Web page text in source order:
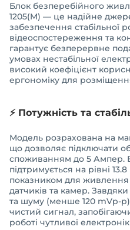
Блок безперебійного
1205(M) — це надійне
забезпечення стабільної
відеоспостереження та
гарантує безперервне
умовах нестабільної
високий коефіцієнт
ергономіку для
⚡ Потужність та
Модель розрахована на
що дозволяє підключати
споживанням до 5 Ампер.
підтримується на рівні
показником для живлення
датчиків та камер.
та шуму (менше 120 mVp-
чистий сигнал,
роботі чутливої